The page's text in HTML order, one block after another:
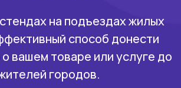
на подъездах жилых
способ донести
вашем товаре или услуге до
городов.